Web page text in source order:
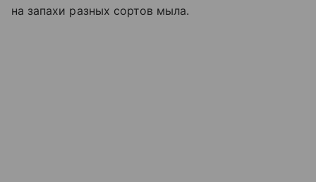
на запахи разных сортов мыла.